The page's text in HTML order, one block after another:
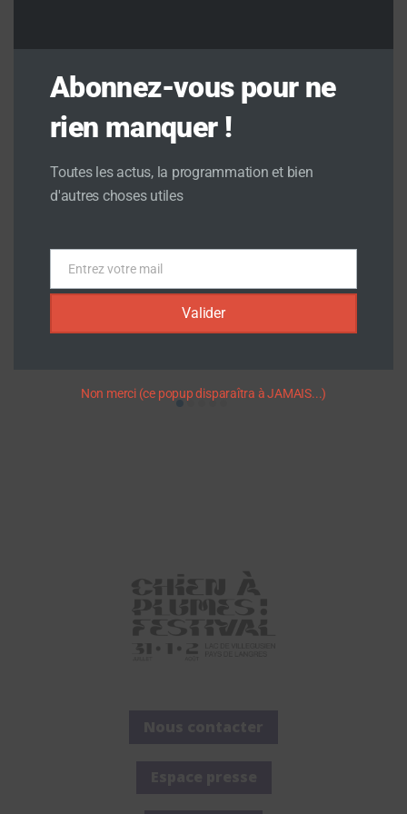
Eric MEUNEVELLE
Directeur / Programmateur
Abonnez-vous pour ne
rien manquer !
Toutes les actus, la programmation et bien
d'autres choses utiles
Email
Entrez votre mail
Valider
Non merci (ce popup disparaîtra à JAMAIS...)